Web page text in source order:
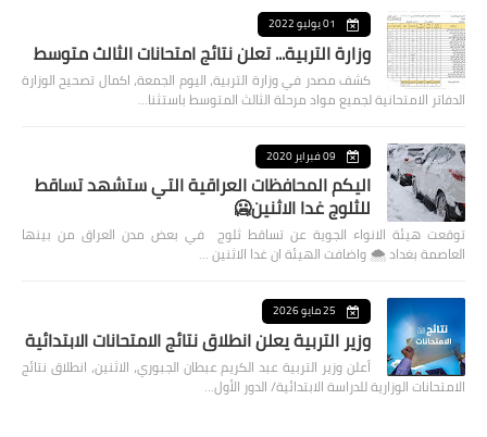
01 يوليو 2022
وزارة التربية... تعلن نتائج امتحانات الثالث متوسط
كشف مصدر في وزارة التربية، اليوم الجمعة، اكمال تصحيح الوزارة
الدفاتر الامتحانية لجميع مواد مرحلة الثالث المتوسط باستثنا…
09 فبراير 2020
اليكم المحافظات العراقية التي ستشهد تساقط
للثلوج غدا الاثنين🥶
توقعت هيئة الانواء الجوية عن تساقط ثلوج في بعض مدن العراق من بينها
العاصمة بغداد ⁦🌨️⁩ واضافت الهيئة ان غدا الاثنين …
25 مايو 2026
وزير التربية يعلن انطلاق نتائج الامتحانات الابتدائية
أعلن وزير التربية عبد الكريم عبطان الجبوري، الاثنين، انطلاق نتائج
الامتحانات الوزارية للدراسة الابتدائية/ الدور الأول…